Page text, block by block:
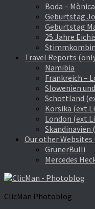
Boda –
Geburtstag
Geburtstag
25 Jahre
Travel Reports
Namibia
Frankreich –
Slowenien
Schottland
Korsika
London
Skandinavien
Our other
GrünerBulli
Mercedes
ClicMan Photoblog